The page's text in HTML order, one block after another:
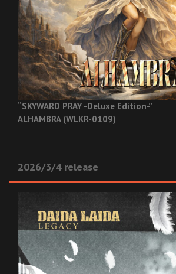
“SKYWARD PRAY -Deluxe Edition-”
ALHAMBRA (WLKR-0109)
2026/3/4 release